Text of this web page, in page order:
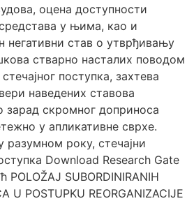
оцена доступности
у њима, као и
негативни став о утврђивању
стварно насталих поводом
поступка, захтева
наведених ставова
зарад скромног доприноса
у апликативне сврхе.
року, стечајни
Download Research Gate
SUBORDINIRANIH
U POSTUPKU REORGANIZACIJE